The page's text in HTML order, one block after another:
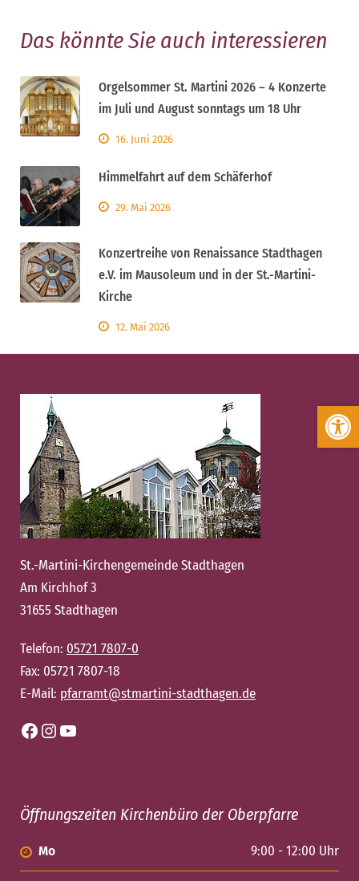
Werkzeugleiste öffnen
Das könnte Sie auch interessieren
Orgelsommer St. Martini 2026 – 4 Konzerte
im Juli und August sonntags um 18 Uhr
16. Juni 2026
Himmelfahrt auf dem Schäferhof
29. Mai 2026
Konzertreihe von Renaissance Stadthagen
e.V. im Mausoleum und in der St.-Martini-
Kirche
12. Mai 2026
St.-Martini-Kirchengemeinde Stadthagen
Am Kirchhof 3
31655 Stadthagen
Telefon: 05721 7807-0
Fax: 05721 7807-18
E-Mail: pfarramt@stmartini-stadthagen.de
Facebook Instagram YouTube
Öffnungszeiten Kirchenbüro der Oberpfarre
Mo 9:00 - 12:00 Uhr